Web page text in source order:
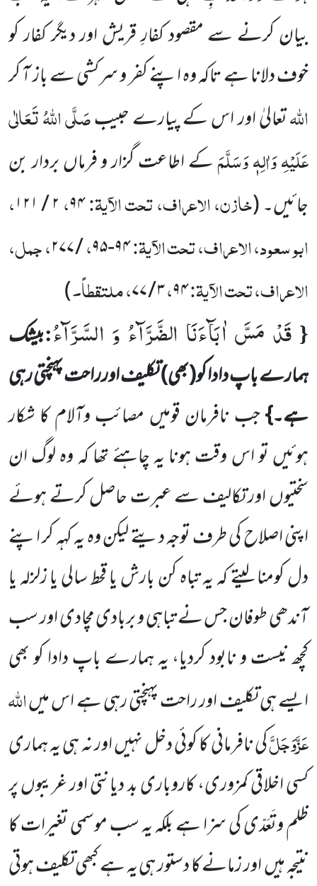
بیان کرنے سے مقصود کفارِ قریش اور دیگر کفار کو
خوف دلانا ہے تاکہ وہ اپنے کفر و سرکشی سے باز آ کر
اللہتعالیٰ اور اس کے پیارے حبیبصَلَّی اللہُ تَعَالٰی
عَلَیْہِ وَاٰلِہٖ وَسَلَّمَکے اطاعت گزار و فرماں بردار بن
جائیں۔(خازن، الاعراف، تحت الآیۃ:۹۴،۲ / ۱۲۱
،
ابو سعود، الاعراف، تحت الآیۃ:۹۴-۹۵ ،/ ۲۷۷
، جمل،
الاعراف، تحت الآیۃ:۹۴،۳ / ۷۷ ، ملتقطاً۔)
{ قَدْ مَسَّ اٰبَآءَنَا الضَّرَّآءُ وَ السَّرَّآءُ:بیشک
ہمارے باپ دادا کو(بھی) تکلیف اورراحت پہنچتی رہی
ہے۔}جب نافرمان قومیں مصائب وآلام کا شکار
ہوئیں تو اس وقت ہونا یہ چاہئے تھا کہ وہ لوگ ان
سختیوں اور تکالیف سے عبرت حاصل کرتے ہوئے
اپنی اصلاح کی طرف توجہ دیتے لیکن وہ یہ کہہ کر اپنے
دل کومنا لیتے کہ یہ تباہ کن بارش یا قحط سالی یا زلزلہ یا
آندھی طوفان جس نے تباہی و بربادی مچادی اور سب
کچھ نیست و نابود کردیا، یہ ہمارے باپ دادا کو بھی
ایسے ہی تکلیف اور راحت پہنچتی رہی ہے اس میںاللہ
عَزَّوَجَلَّکی نافرمانی کا کوئی دخل نہیں اور نہ ہی یہ ہماری
کسی اخلاقی کمزوری، کاروباری بد دیانتی اور غریبوں پر
ظلم وتَعَدّی کی سزا ہے بلکہ یہ سب موسمی تغیرات کا
نتیجہ ہیں اور زمانے کا دستور ہی یہ ہے کبھی تکلیف ہوتی